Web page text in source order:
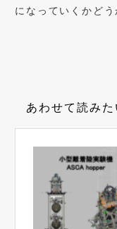
になっていくかどう
あわせて読みた